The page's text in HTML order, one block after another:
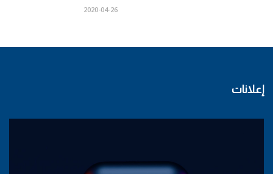
2020-04-26
إعلانات